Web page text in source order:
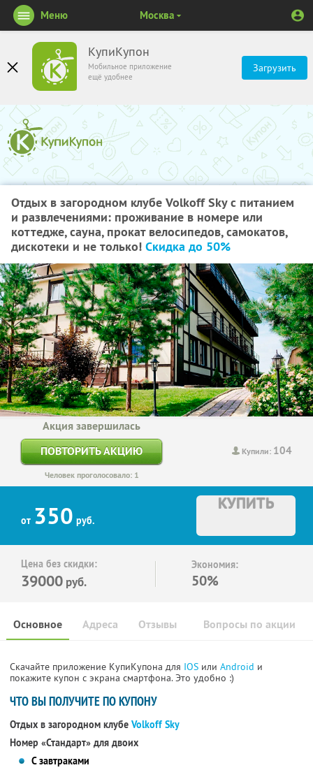
КупиКупон
Мобильное приложение
ещё удобнее
Загрузить
Меню Москва
Отдых в загородном клубе Volkoff Sky с питанием
и развлечениями: проживание в номере или
коттедже, сауна, прокат велосипедов, самокатов,
дискотеки и не только! Скидка до 50%
Купили: 104
Акция завершилась
ПОВТОРИТЬ АКЦИЮ
Человек проголосовало: 1
от 350 руб.
КУПИТЬ
Цена без скидки:
39000 руб.
Экономия:
50%
Основное Отзывы Вопросы по акции
Адреса
Скачайте приложение КупиКупона для IOS или Android и
покажите купон с экрана смартфона. Это удобно :)
ЧТО ВЫ ПОЛУЧИТЕ ПО КУПОНУ
Отдых в загородном клубе Volkoff Sky
Номер «Стандарт» для двоих
С завтраками